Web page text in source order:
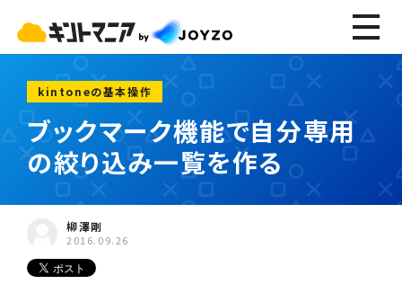
kintoneの基本操作
ブックマーク機能で自分専用
の絞り込み一覧を作る
柳澤剛
2016.09.26